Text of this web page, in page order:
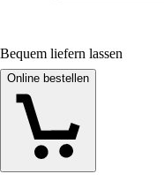
Bequem liefern lassen
Online bestellen